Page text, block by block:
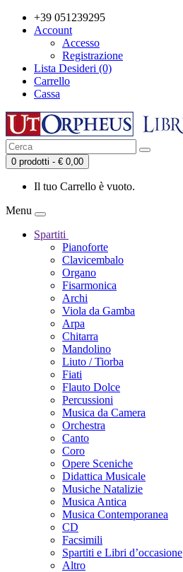
+39 051239295
Account
Accesso
Registrazione
Lista Desideri (0)
Carrello
Cassa
0 prodotti - € 0,00
Il tuo Carrello è vuoto.
Menu
Spartiti
Pianoforte
Clavicembalo
Organo
Fisarmonica
Archi
Viola da Gamba
Arpa
Chitarra
Mandolino
Liuto / Tiorba
Fiati
Flauto Dolce
Percussioni
Musica da Camera
Orchestra
Canto
Coro
Opere Sceniche
Didattica Musicale
Musiche Natalizie
Musica Antica
Musica Contemporanea
CD
Facsimili
Spartiti e Libri d’occasione
Altro